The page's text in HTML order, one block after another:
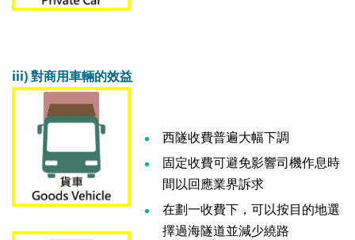
iii)對商用車輛的效益
西隧收費普遍大幅下調
固定收費可避免影響司機作息時
間以回應業界訴求
在劃一收費下，可以按目的地選
擇過海隧道並減少繞路